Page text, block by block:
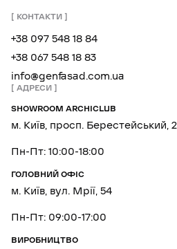
КОНТАКТИ
+38 097 548 18 84
+38 067 548 18 83
info@genfasad.com.ua
АДРЕСИ
SHOWROOM ARCHICLUB
м. Київ, просп. Берестейський,
Пн-Пт: 10:00-18:00
ГОЛОВНИЙ ОФІС
м. Київ, вул. Мрії, 54
Пн-Пт: 09:00-17:00
ВИРОБНИЦТВО